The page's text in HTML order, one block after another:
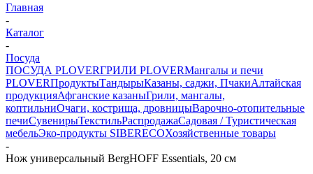
Главная
-
Каталог
-
Посуда
ПОСУДА PLOVERГРИЛИ PLOVERМангалы и печи
PLOVERПродуктыТандырыКазаны, саджи, ПчакиАлтайская
продукцияАфганские казаныГрили, мангалы,
коптильниОчаги, кострища, дровницыВарочно-отопительные
печиСувенирыТекстильРаспродажаСадовая / Туристическая
мебельЭко-продукты SIBERECOХозяйственные товары
-
Нож универсальный BergHOFF Essentials, 20 см